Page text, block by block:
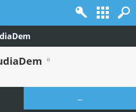
...